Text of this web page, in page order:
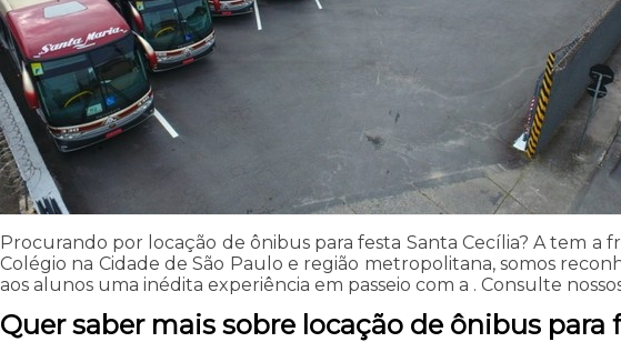
Procurando por locação de ônibus para festa Santa Cecília? A tem
Colégio na Cidade de São Paulo e região metropolitana, somos
aos alunos uma inédita experiência em passeio com a . Consulte
Quer saber mais sobre locação de ônibus para